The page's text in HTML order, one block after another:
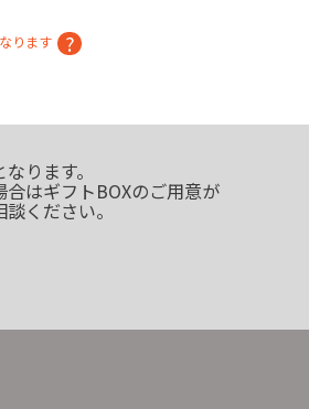
ります
ります。
はギフトBOXのご用意が
ください。